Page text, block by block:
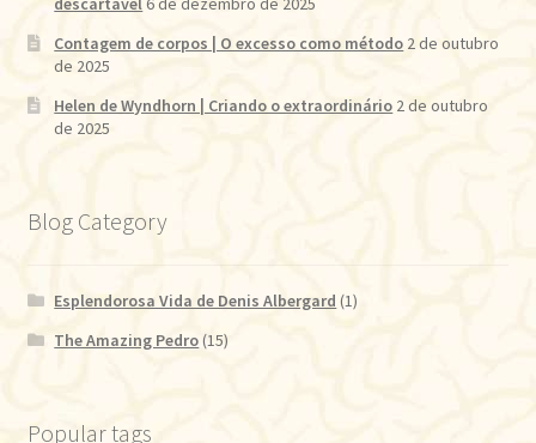
Contagem de corpos | O excesso como método 2 de outubro
de 2025
Helen de Wyndhorn | Criando o extraordinário 2 de outubro
de 2025
Blog Category
Esplendorosa Vida de Denis Albergard (1)
The Amazing Pedro(15)
Popular tags